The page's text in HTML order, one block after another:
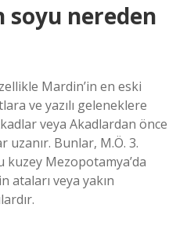
nereden
Mardin’in en eski
ve yazılı geleneklere
veya Akadlardan önce
uzanır. Bunlar, M.Ö. 3.
kuzey Mezopotamya’da
ataları veya yakın